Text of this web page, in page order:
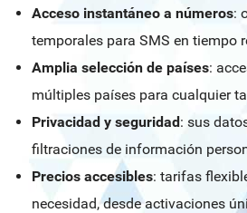
Acceso instantáneo a números:
temporales para SMS en tiempo
Amplia selección de países:
múltiples países para cualquier
Privacidad y seguridad: sus
filtraciones de información
Precios accesibles: tarifas
necesidad, desde activaciones